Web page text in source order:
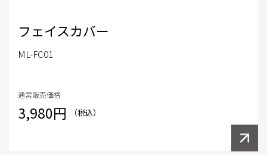
フェイスカバー
ML-FC01
通常販売価格
3,980円 （税込）